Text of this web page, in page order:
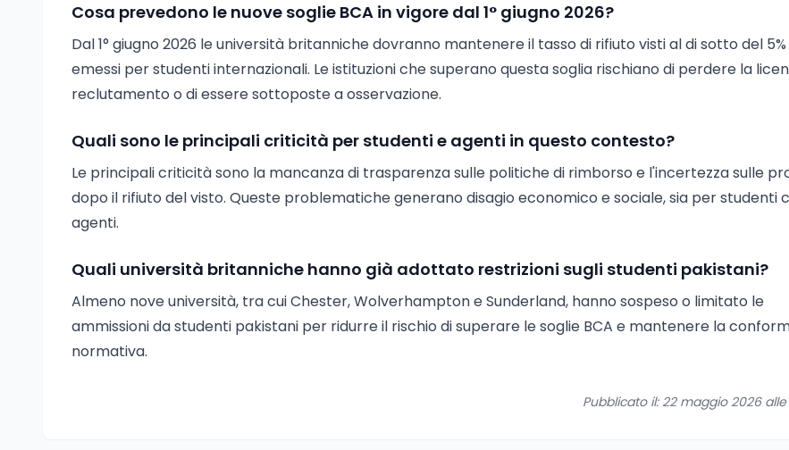
Cosa prevedono le nuove soglie BCA in vigore dal 1° giugno 2026?
Dal 1° giugno 2026 le università britanniche dovranno mantenere il tasso di rifiuto visti al di sotto del 5%
emessi per studenti internazionali. Le istituzioni che superano questa soglia rischiano di perdere la
reclutamento o di essere sottoposte a osservazione.
Quali sono le principali criticità per studenti e agenti in questo contesto?
Le principali criticità sono la mancanza di trasparenza sulle politiche di rimborso e l'incertezza sulle
dopo il rifiuto del visto. Queste problematiche generano disagio economico e sociale, sia per studenti
agenti.
Quali università britanniche hanno già adottato restrizioni sugli studenti pakistani?
Almeno nove università, tra cui Chester, Wolverhampton e Sunderland, hanno sospeso o limitato le
ammissioni da studenti pakistani per ridurre il rischio di superare le soglie BCA e mantenere la
normativa.
Pubblicato il: 22 maggio 2026 alle